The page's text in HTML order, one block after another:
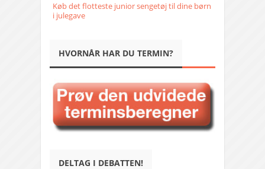
Køb det flotteste junior sengetøj til dine børn
i julegave
HVORNÅR HAR DU TERMIN?
DELTAG I DEBATTEN!